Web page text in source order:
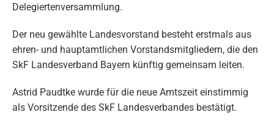
Delegiertenversammlung.
Der neu gewählte Landesvorstand besteht erstmals aus
ehren- und hauptamtlichen Vorstandsmitgliedern, die den
SkF Landesverband Bayern künftig gemeinsam leiten.
Astrid Paudtke wurde für die neue Amtszeit einstimmig
als Vorsitzende des SkF Landesverbandes bestätigt.